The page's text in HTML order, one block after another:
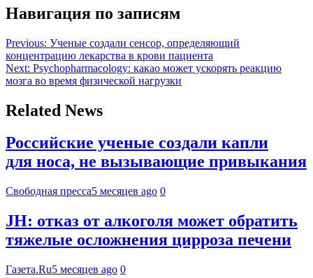
Навигация по записям
Previous: Ученые создали сенсор, определяющий
концентрацию лекарства в крови пациента
Next: Psychopharmacology: какао может ускорять реакцию
мозга во время физической нагрузки
Related News
Российские ученые создали капли
для носа, не вызывающие привыкания
Свободная пресса5 месяцев ago 0
JH: отказ от алкоголя может обратить
тяжелые осложнения цирроза печени
Газета.Ru5 месяцев ago 0